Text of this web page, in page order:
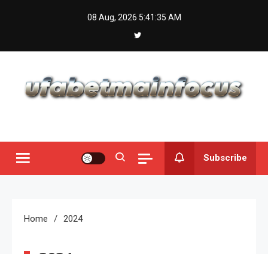
08 Aug, 2026 5:41:36 AM
Subscribe
Home 2024